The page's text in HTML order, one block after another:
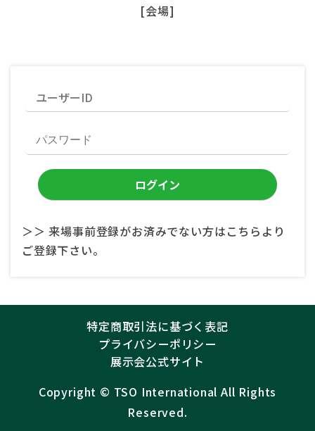
[会場]
＞＞ 来場事前登録がお済みでない方はこちらより
ご登録下さい。
特定商取引法に基づく表記
プライバシーポリシー
展示会公式サイト
Copyright ©︎ TSO International All Rights
Reserved.